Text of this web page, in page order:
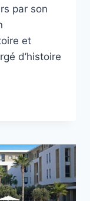
par son
et
d’histoire